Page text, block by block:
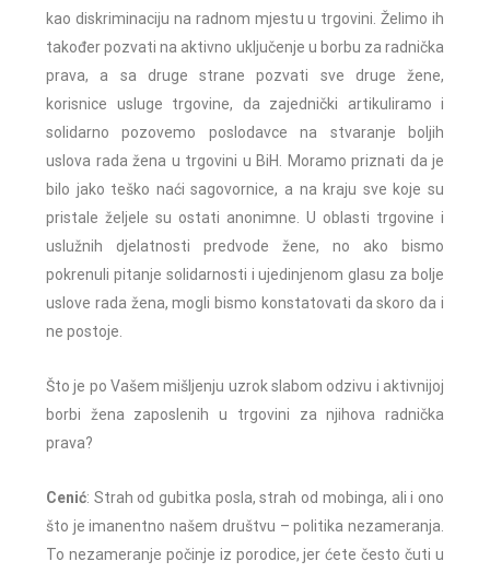
kao diskriminaciju na radnom mjestu u trgovini. Želimo ih
također pozvati na aktivno uključenje u borbu za radnička
prava, a sa druge strane pozvati sve druge žene,
korisnice usluge trgovine, da zajednički artikuliramo i
solidarno pozovemo poslodavce na stvaranje boljih
uslova rada žena u trgovini u BiH. Moramo priznati da je
bilo jako teško naći sagovornice, a na kraju sve koje su
pristale željele su ostati anonimne. U oblasti trgovine i
uslužnih djelatnosti predvode žene, no ako bismo
pokrenuli pitanje solidarnosti i ujedinjenom glasu za bolje
uslove rada žena, mogli bismo konstatovati da skoro da i
ne postoje.
Što je po Vašem mišljenju uzrok slabom odzivu i aktivnijoj
borbi žena zaposlenih u trgovini za njihova radnička
prava?
Cenić: Strah od gubitka posla, strah od mobinga, ali i ono
što je imanentno našem društvu – politika nezameranja.
To nezameranje počinje iz porodice, jer ćete često čuti u